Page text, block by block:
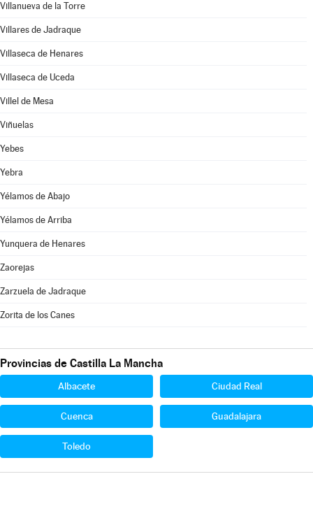
Villanueva de la Torre
Villares de Jadraque
Villaseca de Henares
Villaseca de Uceda
Villel de Mesa
Viñuelas
Yebes
Yebra
Yélamos de Abajo
Yélamos de Arriba
Yunquera de Henares
Zaorejas
Zarzuela de Jadraque
Zorita de los Canes
Provincias de Castilla La Mancha
Albacete Ciudad Real
Cuenca Guadalajara
Toledo